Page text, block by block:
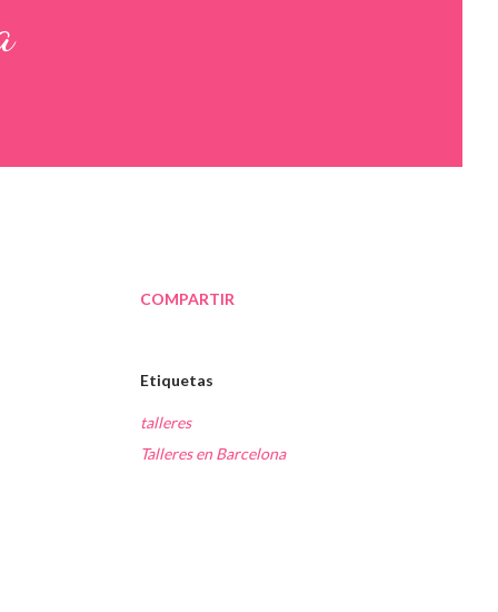
COMPARTIR
Etiquetas
talleres
Talleres en Barcelona